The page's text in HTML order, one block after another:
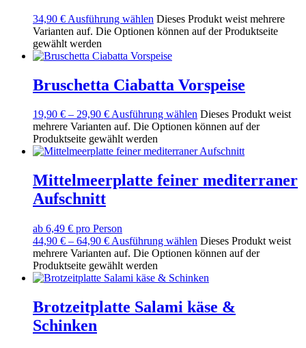
34,90 € Ausführung wählen Dieses Produkt weist mehrere
Varianten auf. Die Optionen können auf der Produktseite
gewählt werden
Bruschetta Ciabatta Vorspeise
19,90 € – 29,90 € Ausführung wählen Dieses Produkt weist
mehrere Varianten auf. Die Optionen können auf der
Produktseite gewählt werden
Mittelmeerplatte feiner mediterraner
Aufschnitt
ab 6,49 € pro Person
44,90 € – 64,90 € Ausführung wählen Dieses Produkt weist
mehrere Varianten auf. Die Optionen können auf der
Produktseite gewählt werden
Brotzeitplatte Salami käse &
Schinken